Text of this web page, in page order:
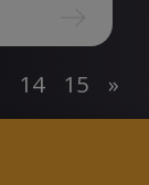
14 15 »